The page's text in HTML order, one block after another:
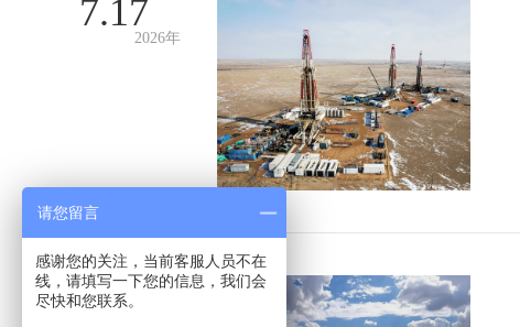
7.17
2026年
7.10
请您留言
感谢您的关注，当前客服人员不在
线，请填写一下您的信息，我们会
尽快和您联系。